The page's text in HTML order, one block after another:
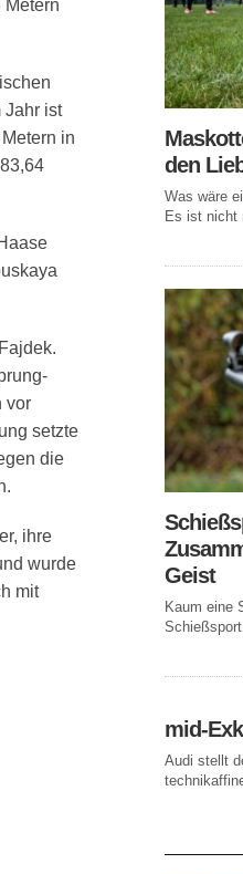
Metern
Jahr ist
in
vor
setzte
die
ihre
wurde
mit
den
Was wäre
Es ist nicht
Geist
Kaum eine
mid-
Audi stellt